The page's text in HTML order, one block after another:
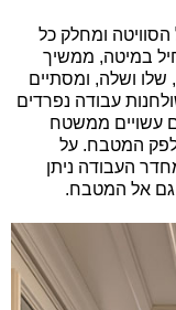
הסוויטה ומחלק כל
במיטה, ממשיך
ושלה, ומסתיים
עבודה נפרדים
עשויים ממשטח
המטבח. על
העבודה ניתן
גם אל המטבח.